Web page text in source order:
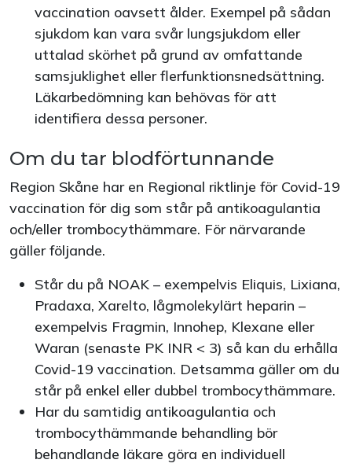
vaccination oavsett ålder. Exempel på sådan
sjukdom kan vara svår lungsjukdom eller
uttalad skörhet på grund av omfattande
samsjuklighet eller flerfunktionsnedsättning.
Läkarbedömning kan behövas för att
identifiera dessa personer.
Om du tar blodförtunnande
Region Skåne har en Regional riktlinje för Covid-19
vaccination för dig som står på antikoagulantia
och/eller trombocythämmare. För närvarande
gäller följande.
Står du på NOAK – exempelvis Eliquis, Lixiana,
Pradaxa, Xarelto, lågmolekylärt heparin –
exempelvis Fragmin, Innohep, Klexane eller
Waran (senaste PK INR < 3) så kan du erhålla
Covid-19 vaccination. Detsamma gäller om du
står på enkel eller dubbel trombocythämmare.
Har du samtidig antikoagulantia och
trombocythämmande behandling bör
behandlande läkare göra en individuell